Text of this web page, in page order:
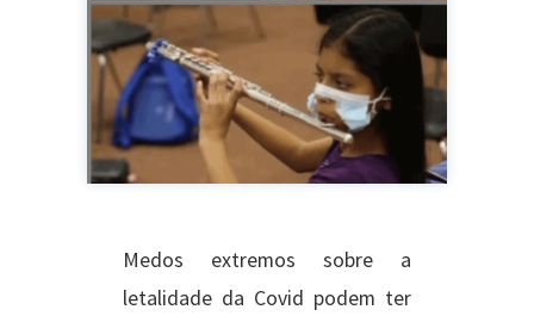
Medos extremos sobre a
letalidade da Covid podem ter